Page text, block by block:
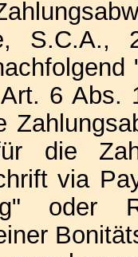
S.C.A.,
6 Abs.
die
via
oder